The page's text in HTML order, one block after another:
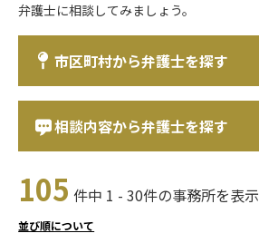
弁護士に相談してみましょう。
市区町村から弁護士を探す
相談内容から弁護士を探す
105 件中 1 - 30件の事務所を表示
並び順について